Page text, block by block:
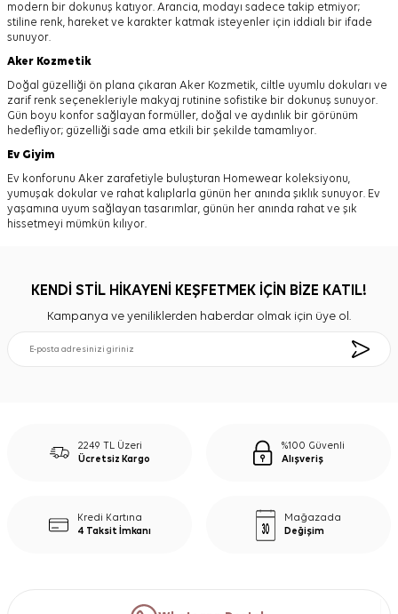
modern bir dokunuş katıyor. Arancia, modayı sadece takip etmiyor;
stiline renk, hareket ve karakter katmak isteyenler için iddialı bir ifade
sunuyor.
Aker Kozmetik
Doğal güzelliği ön plana çıkaran Aker Kozmetik, ciltle uyumlu dokuları ve
zarif renk seçenekleriyle makyaj rutinine sofistike bir dokunuş sunuyor.
Gün boyu konfor sağlayan formüller, doğal ve aydınlık bir görünüm
hedefliyor; güzelliği sade ama etkili bir şekilde tamamlıyor.
Ev Giyim
Ev konforunu Aker zarafetiyle buluşturan Homewear koleksiyonu,
yumuşak dokular ve rahat kalıplarla günün her anında şıklık sunuyor. Ev
yaşamına uyum sağlayan tasarımlar, günün her anında rahat ve şık
hissetmeyi mümkün kılıyor.
KENDİ STİL HİKAYENİ KEŞFETMEK İÇİN BİZE KATIL!
Kampanya ve yeniliklerden haberdar olmak için üye ol.
2249 TL Üzeri
Ücretsiz Kargo
%100 Güvenli
Alışveriş
Kredi Kartına
4 Taksit İmkanı
Mağazada
Değişim